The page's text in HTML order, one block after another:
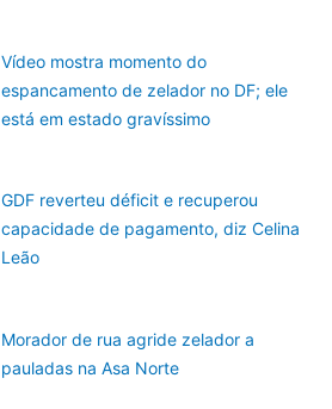
Vídeo mostra momento do
espancamento de zelador no DF; ele
está em estado gravíssimo
GDF reverteu déficit e recuperou
capacidade de pagamento, diz Celina
Leão
Morador de rua agride zelador a
pauladas na Asa Norte